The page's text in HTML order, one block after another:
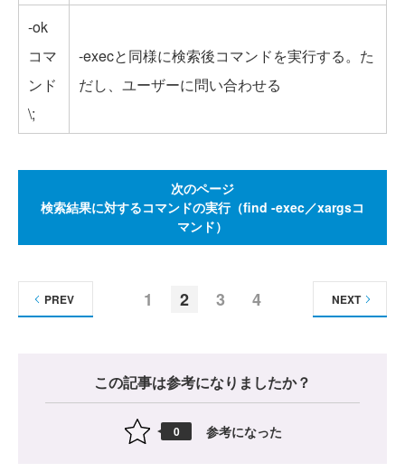
-ok
コマ
ンド
\;
-execと同様に検索後コマンドを実行する。た
だし、ユーザーに問い合わせる
次のページ
検索結果に対するコマンドの実行（find -exec／xargsコ
マンド）
1 2 3 4
PREV NEXT
この記事は参考になりましたか？
0 参考になった